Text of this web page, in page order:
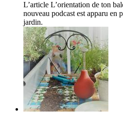
L’article L’orientation de ton
nouveau podcast est apparu en
jardin.